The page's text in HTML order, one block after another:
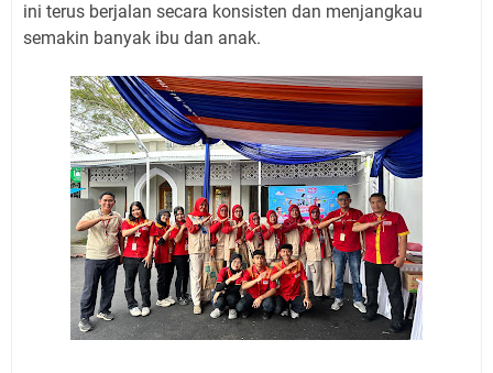
ini terus berjalan secara konsisten dan menjangkau
semakin banyak ibu dan anak.